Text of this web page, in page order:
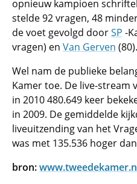
opnieuw kampioen
stelde 92 vragen, 48
de voet gevolgd doorSP -
vragen) en Van Gerven (80).
Wel nam de publieke
Kamer toe. De live-stream
in 2010 480.649 keer
in 2009. De gemiddelde
liveuitzending van het
was met 135.536 hoger
bron: